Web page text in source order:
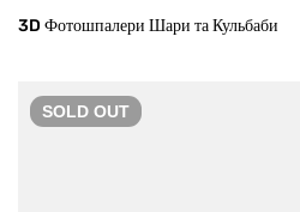
3D Фотошпалери Шари та Кульбаби
SOLD OUT